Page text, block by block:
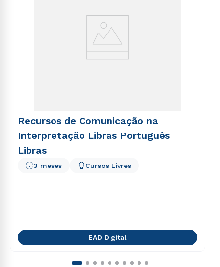
Recursos de Comunicação na
Interpretação Libras Português
Libras
3 meses Cursos Livres
EAD Digital